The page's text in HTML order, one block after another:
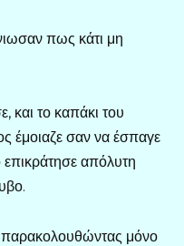
πως κάτι μη
το καπάκι του
έμοιαζε σαν να έσπαγε
επικράτησε απόλυτη
παρακολουθώντας μόνο